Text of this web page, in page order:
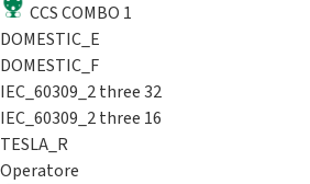
CCS COMBO 1
DOMESTIC_E
DOMESTIC_F
IEC_60309_2 three 32
IEC_60309_2 three 16
TESLA_R
Operatore